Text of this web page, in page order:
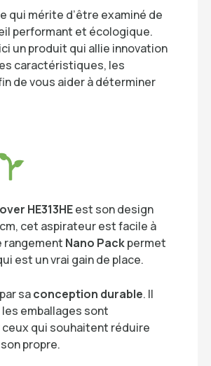
qui mérite d’être examiné de
performant et écologique.
un produit qui allie innovation
caractéristiques, les
de vous aider à déterminer
HE313HEest son design
cet aspirateur est facile à
rangement Nano Packpermet
est un vrai gain de place.
saconception durable. Il
emballages sont
qui souhaitent réduire
propre.